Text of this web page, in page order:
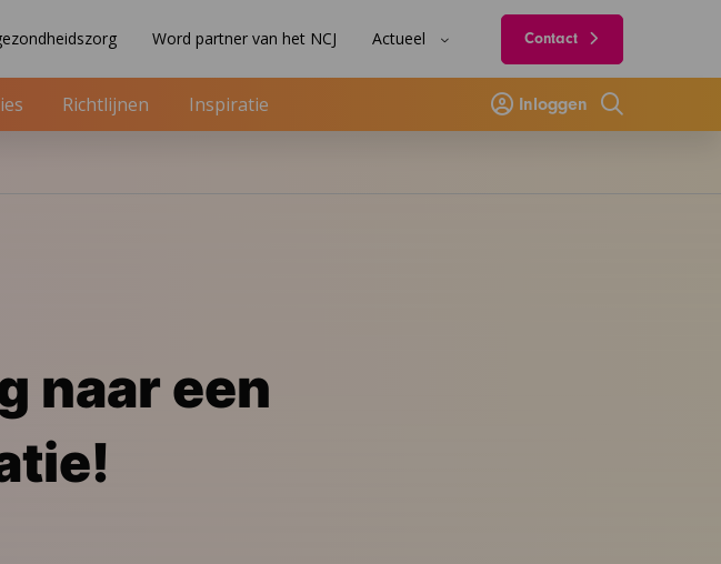
Word partner van het NCJ Actueel Contact
Richtlijnen Inspiratie Inloggen
Zoeken
naar een